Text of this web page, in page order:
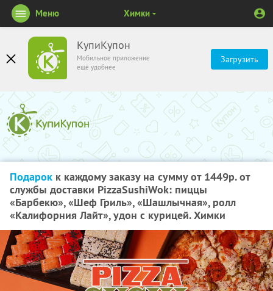
КупиКупон
Мобильное приложение
ещё удобнее
Загрузить
Меню Химки
Подарок к каждому заказу на сумму от 1449р. от
службы доставки PizzaSushiWok: пиццы
«Барбекю», «Шеф Гриль», «Шашлычная», ролл
«Калифорния Лайт», удон с курицей. Химки